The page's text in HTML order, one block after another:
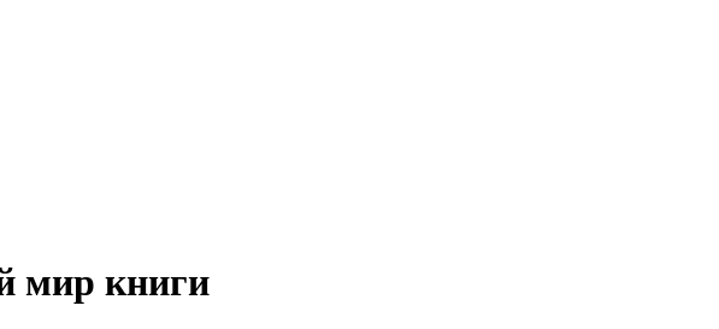
мир книги